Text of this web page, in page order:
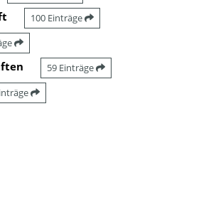
100 Einträge
59 Einträge